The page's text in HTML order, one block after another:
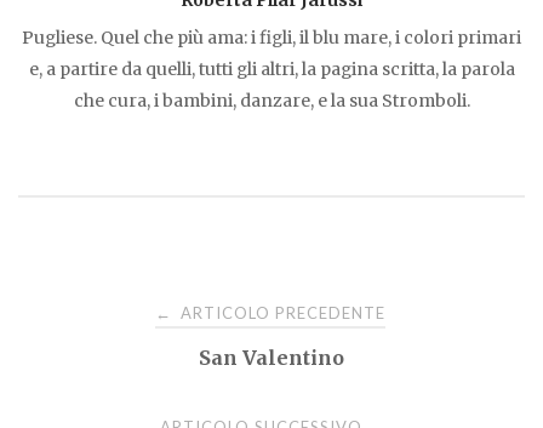
Pugliese. Quel che più ama: i figli, il blu mare, i colori primari
e, a partire da quelli, tutti gli altri, la pagina scritta, la parola
che cura, i bambini, danzare, e la sua Stromboli.
Navigazione
← ARTICOLO PRECEDENTE
San Valentino